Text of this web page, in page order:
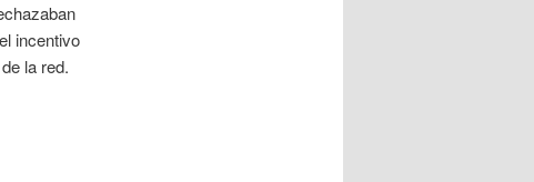
incentivo
la red.